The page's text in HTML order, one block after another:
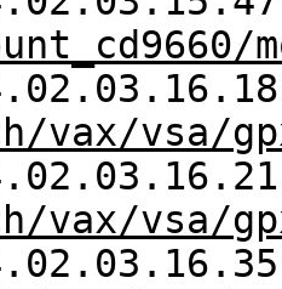
vax/vsa/
vax/vsa/